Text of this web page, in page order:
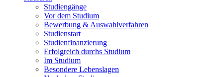
Studiengänge
Vor dem Studium
Bewerbung & Auswahlverfahren
Studienstart
Studienfinanzierung
Erfolgreich durchs Studium
Im Studium
Besondere Lebenslagen